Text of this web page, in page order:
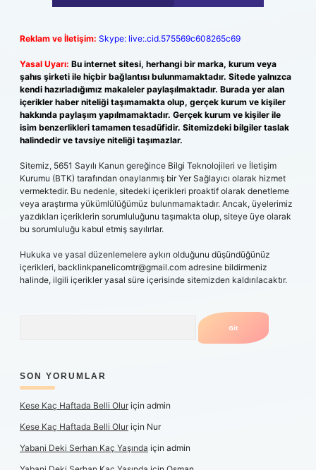
Reklam ve İletişim: Skype: live:.cid.575569c608265c69
Yasal Uyarı: Bu internet sitesi, herhangi bir marka, kurum veya
şahıs şirketi ile hiçbir bağlantısı bulunmamaktadır. Sitede yalnızca
kendi hazırladığımız makaleler paylaşılmaktadır. Burada yer alan
içerikler haber niteliği taşımamakta olup, gerçek kurum ve kişiler
hakkında paylaşım yapılmamaktadır. Gerçek kurum ve kişiler ile
isim benzerlikleri tamamen tesadüfidir. Sitemizdeki bilgiler taslak
halindedir ve tavsiye niteliği taşımazlar.
Sitemiz, 5651 Sayılı Kanun gereğince Bilgi Teknolojileri ve İletişim
Kurumu (BTK) tarafından onaylanmış bir Yer Sağlayıcı olarak hizmet
vermektedir. Bu nedenle, sitedeki içerikleri proaktif olarak denetleme
veya araştırma yükümlülüğümüz bulunmamaktadır. Ancak, üyelerimiz
yazdıkları içeriklerin sorumluluğunu taşımakta olup, siteye üye olarak
bu sorumluluğu kabul etmiş sayılırlar.
Hukuka ve yasal düzenlemelere aykırı olduğunu düşündüğünüz
içerikleri, backlinkpanelicomtr@gmail.com adresine bildirmeniz
halinde, ilgili içerikler yasal süre içerisinde sitemizden kaldırılacaktır.
SON YORUMLAR
Kese Kaç Haftada Belli Oluriçin admin
Kese Kaç Haftada Belli Oluriçin Nur
Yabani Deki Serhan Kaç Yaşında için admin